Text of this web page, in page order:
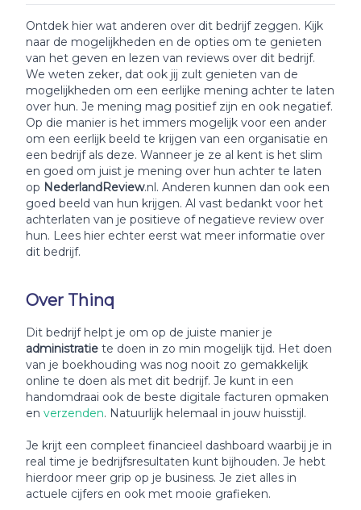
Ontdek hier wat anderen over dit bedrijf zeggen. Kijk
naar de mogelijkheden en de opties om te genieten
van het geven en lezen van reviews over dit bedrijf.
We weten zeker, dat ook jij zult genieten van de
mogelijkheden om een eerlijke mening achter te laten
over hun. Je mening mag positief zijn en ook negatief.
Op die manier is het immers mogelijk voor een ander
om een eerlijk beeld te krijgen van een organisatie en
een bedrijf als deze. Wanneer je ze al kent is het slim
en goed om juist je mening over hun achter te laten
op NederlandReview.nl. Anderen kunnen dan ook een
goed beeld van hun krijgen. Al vast bedankt voor het
achterlaten van je positieve of negatieve review over
hun. Lees hier echter eerst wat meer informatie over
dit bedrijf.
Over Thinq
Dit bedrijf helpt je om op de juiste manier je
administratie te doen in zo min mogelijk tijd. Het doen
van je boekhouding was nog nooit zo gemakkelijk
online te doen als met dit bedrijf. Je kunt in een
handomdraai ook de beste digitale facturen opmaken
en verzenden. Natuurlijk helemaal in jouw huisstijl.
Je krijt een compleet financieel dashboard waarbij je in
real time je bedrijfsresultaten kunt bijhouden. Je hebt
hierdoor meer grip op je business. Je ziet alles in
actuele cijfers en ook met mooie grafieken.